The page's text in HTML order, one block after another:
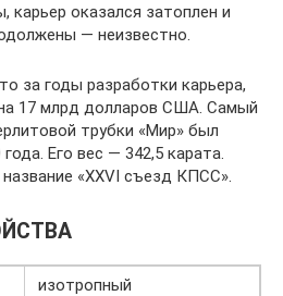
оказался затоплен и
— неизвестно.
за годы разработки карьера,
17 млрд долларов США. Самый
трубки «Мир» был
Его вес — 342,5 карата.
«XXVI съезд КПСС».
изотропный